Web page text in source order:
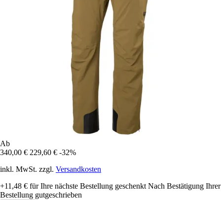
Ab
340,00 € 229,60 € -32%
inkl. MwSt. zzgl. Versandkosten
+11,48 € für Ihre nächste Bestellung geschenkt Nach Bestätigung Ihrer
Bestellung gutgeschrieben